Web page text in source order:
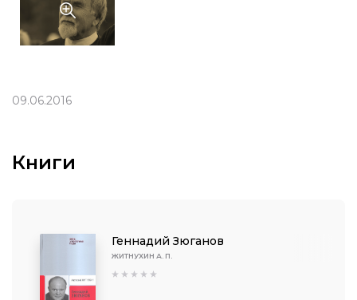
09.06.2016
Книги
Геннадий Зюганов
ЖИТНУХИН А. П.